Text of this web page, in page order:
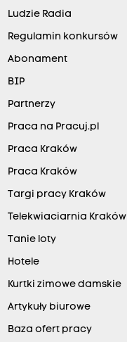
Ludzie Radia
Regulamin konkursów
Abonament
BIP
Partnerzy
Praca na Pracuj.pl
Praca Kraków
Praca Kraków
Targi pracy Kraków
Telekwiaciarnia Kraków
Tanie loty
Hotele
Kurtki zimowe damskie
Artykuły biurowe
Baza ofert pracy